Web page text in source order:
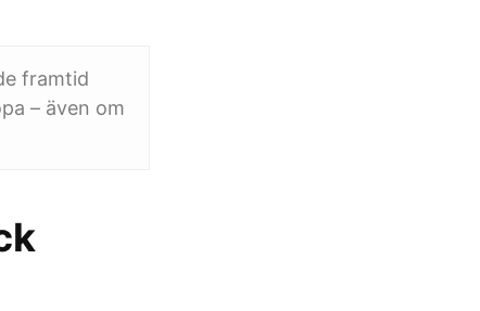
framtid
– även om